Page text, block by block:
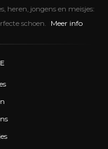
heren, jongens en meisjes:
schoen.
Meer info